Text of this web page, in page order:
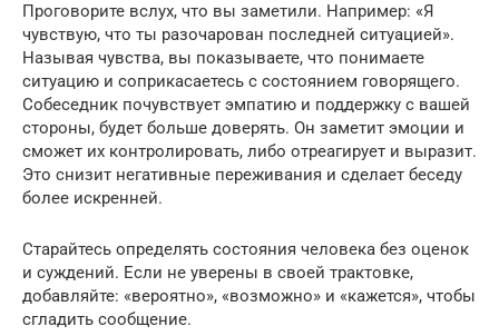
Проговорите вслух, что вы заметили. Например: «Я
чувствую, что ты разочарован последней ситуацией».
Называя чувства, вы показываете, что понимаете
ситуацию и соприкасаетесь с состоянием говорящего.
Собеседник почувствует эмпатию и поддержку с вашей
стороны, будет больше доверять. Он заметит эмоции и
сможет их контролировать, либо отреагирует и выразит.
Это снизит негативные переживания и сделает беседу
более искренней.
Старайтесь определять состояния человека без оценок
и суждений. Если не уверены в своей трактовке,
добавляйте: «вероятно», «возможно» и «кажется», чтобы
сгладить сообщение.